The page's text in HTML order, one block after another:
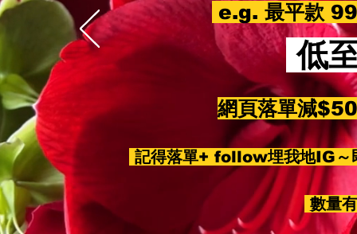
e.g. 最平款
低
網頁落單減
記得落單+ follow埋我地IG～
數量